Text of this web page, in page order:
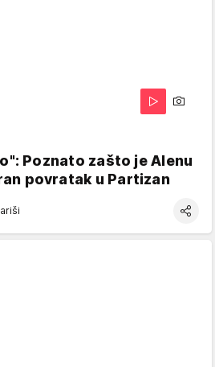
Poznato zašto je Alenu
povratak u Partizan